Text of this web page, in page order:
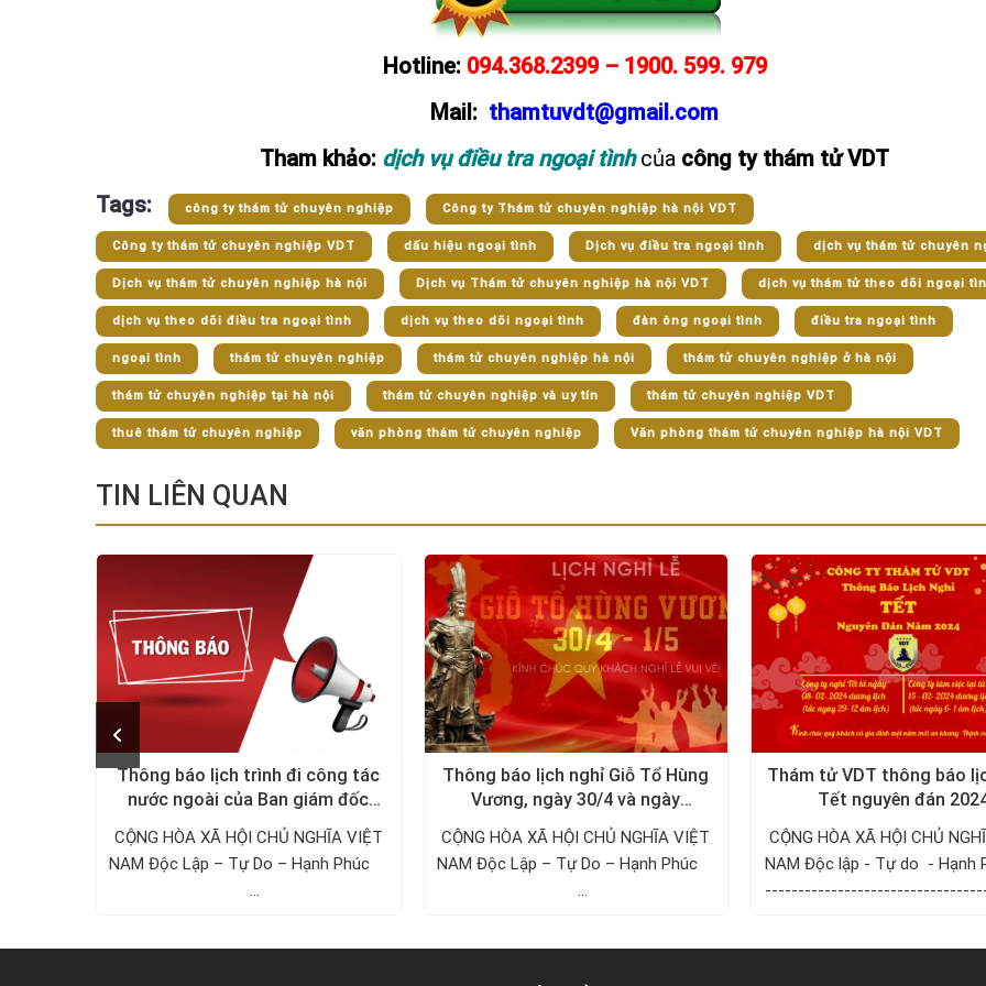
Hotline: 094.368.2399 – 1900. 599. 979
Mail: thamtuvdt@gmail.com
Tham khảo: dịch vụ điều tra ngoại tìnhcủa công ty thám tử VDT
Tags:
công ty thám tử chuyên nghiệp Công ty Thám tử chuyên nghiệp hà nội VDT
Công ty thám tử chuyên nghiệp VDT dấu hiệu ngoại tình Dịch vụ điều tra ngoại tình dịch vụ thám tử chuyên
Dịch vụ thám tử chuyên nghiệp hà nội Dịch vụ Thám tử chuyên nghiệp hà nội VDT dịch vụ thám tử theo dõi ngoại
dịch vụ theo dõi điều tra ngoại tình dịch vụ theo dõi ngoại tình đàn ông ngoại tình điều tra ngoại tình
ngoại tình thám tử chuyên nghiệp thám tử chuyên nghiệp hà nội thám tử chuyên nghiệp ở hà nội
thám tử chuyên nghiệp tại hà nội thám tử chuyên nghiệp và uy tín thám tử chuyên nghiệp VDT
thuê thám tử chuyên nghiệp văn phòng thám tử chuyên nghiệp Văn phòng thám tử chuyên nghiệp hà nội VDT
TIN LIÊN QUAN
Thông báo lịch trình đi công tác
nước ngoài của Ban giám đốc
Công ty Thám tử VDT năm 2024
CỘNG HÒA XÃ HỘI CHỦ NGHĨA VIỆT
NAM Độc Lập – Tự Do – Hạnh Phúc ­­­­­­­­­­­­­­­­­­­­
...
Thông báo lịch nghỉ Giỗ Tổ Hùng
Vương, ngày 30/4 và ngày
1/5/2024
CỘNG HÒA XÃ HỘI CHỦ NGHĨA VIỆT
NAM Độc Lập – Tự Do – Hạnh Phúc ­­­­­­­­­­­­­­­­­­­­
...
Thám tử VDT thông báo
Tết nguyên đán
CỘNG HÒA XÃ HỘI CHỦ
NAM Độc lập - Tự do - Hạnh